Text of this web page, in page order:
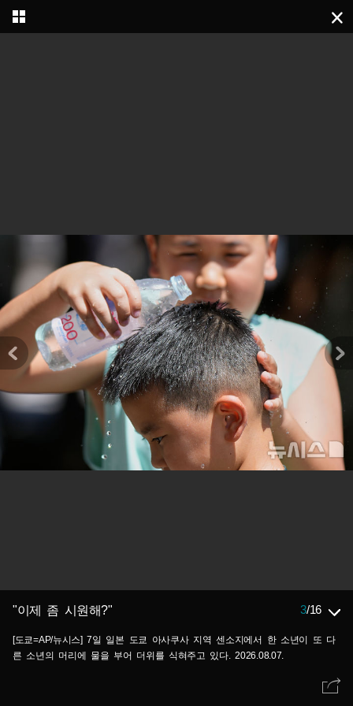
"이제 좀 시원해?" 3/16
[도쿄=AP/뉴시스] 7일 일본 도쿄 아사쿠사 지역 센소지에서 한 소년이 또 다
른 소년의 머리에 물을 부어 더위를 식혀주고 있다. 2026.08.07.